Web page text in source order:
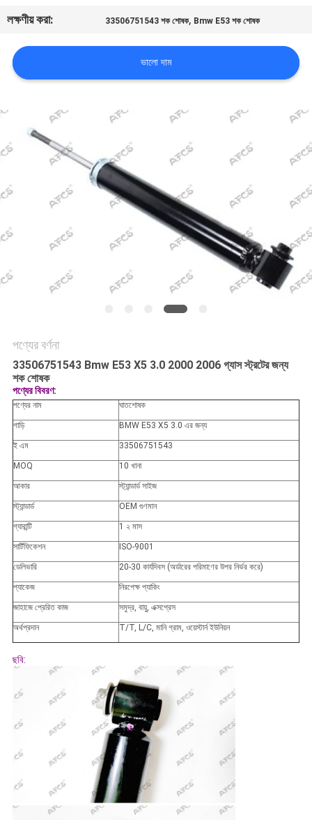
যোগাযোগ
করুন
একটি
অনুরোধ
ম্যাপ
নীতি
লক্ষণীয় করা:
33506751543 শক শোষক, Bmw E53 শক শোষক
ভালো দাম
পণ্যের বর্ণনা
33506751543 Bmw E53 X5 3.0 2000 2006 গ্যাস স্ট্রটের জন্য
শক শোষক
পণ্যের বিবরণ:
পণ্যের নাম ঘাতশোষক
গাড়ি BMW E53 X5 3.0 এর জন্য
ই এম 33506751543
MOQ 10 খানা
আকার স্ট্যান্ডার্ড সাইজ
স্ট্যান্ডার্ড OEM গুণমান
গ্যারান্টি 1 ২ মাস
সার্টিফিকেশন ISO-9001
ডেলিভারি 20-30 কার্যদিবস (অর্ডারের পরিমাণের উপর নির্ভর করে)
প্যাকেজ নিরপেক্ষ প্যাকিং
জাহাজে প্রেরিত কাজ সমুদ্র, বায়ু, এক্সপ্রেস
অর্থপ্রদান T/T, L/C, মানি গ্রাম, ওয়েস্টার্ন ইউনিয়ন
ছবি: